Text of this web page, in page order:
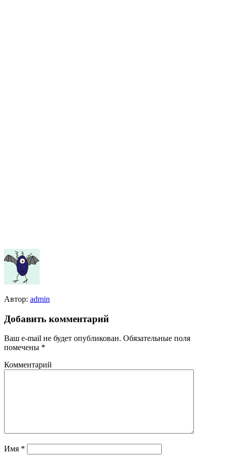
Автор: admin
Добавить комментарий
Ваш e-mail не будет опубликован. Обязательные поля
помечены *
Комментарий
Имя *